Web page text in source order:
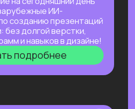
что нужно для
опытом
вырос
и как нам
время